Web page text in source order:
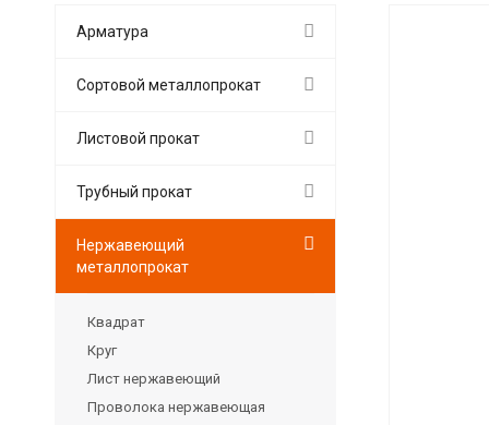
Арматура
Сортовой металлопрокат
Листовой прокат
Трубный прокат
Нержавеющий
металлопрокат
Квадрат
Круг
Лист нержавеющий
Проволока нержавеющая